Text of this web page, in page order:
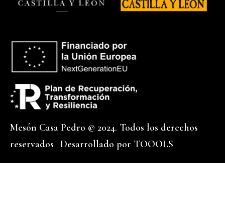
Mesón Casa Pedro © 2024. Todos los derechos
reservados | Desarrollado por TOOOLS